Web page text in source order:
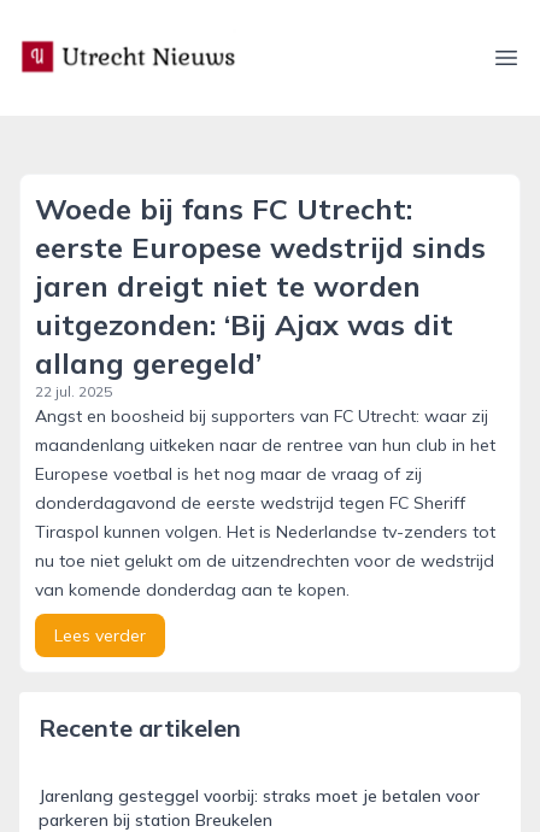
utrecht-nieuws.nl
Woede bij fans FC Utrecht:
eerste Europese wedstrijd sinds
jaren dreigt niet te worden
uitgezonden: ‘Bij Ajax was dit
allang geregeld’
22 jul. 2025
Angst en boosheid bij supporters van FC Utrecht: waar zij
maandenlang uitkeken naar de rentree van hun club in het
Europese voetbal is het nog maar de vraag of zij
donderdagavond de eerste wedstrijd tegen FC Sheriff
Tiraspol kunnen volgen. Het is Nederlandse tv-zenders tot
nu toe niet gelukt om de uitzendrechten voor de wedstrijd
van komende donderdag aan te kopen.
Lees verder
Recente artikelen
Jarenlang gesteggel voorbij: straks moet je betalen voor
parkeren bij station Breukelen